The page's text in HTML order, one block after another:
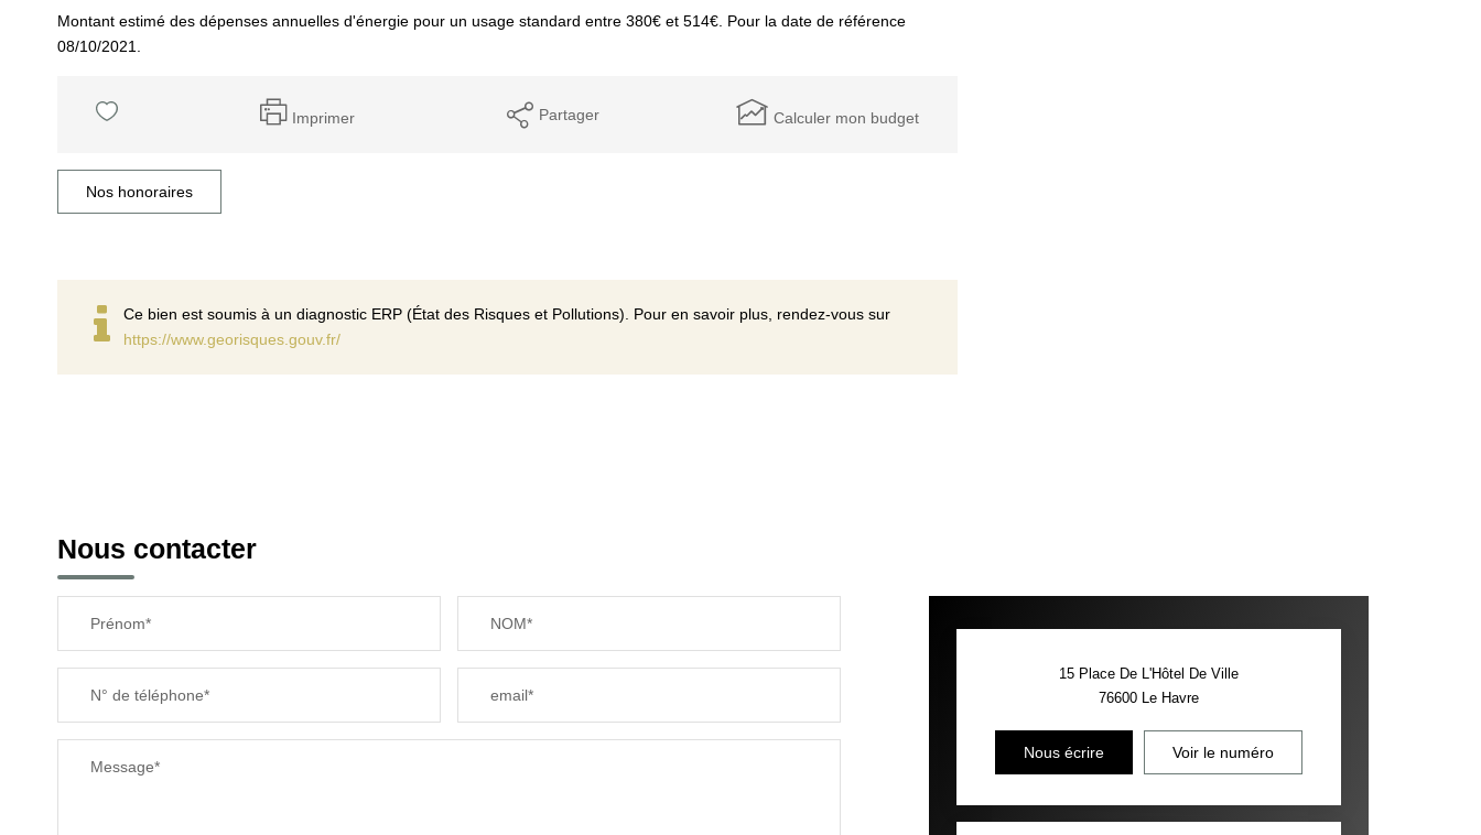
Montant estimé des dépenses annuelles d'énergie pour un usage standard entre 380€ et 514€. Pour la date de référence
08/10/2021.
Imprimer Partager Calculer mon budget
Nos honoraires
Ce bien est soumis à un diagnostic ERP (État des Risques et Pollutions). Pour en savoir plus, rendez-vous sur
https://www.georisques.gouv.fr/
Nous contacter
Prénom* NOM*
N° de téléphone* email*
Message*
15 Place De L'Hôtel De Ville
76600 Le Havre
Nous écrire Voir le numéro